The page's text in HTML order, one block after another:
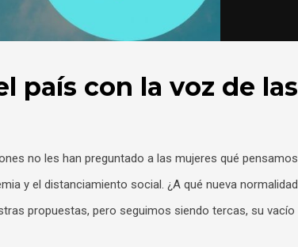
país con la voz de las
no les han preguntado a las mujeres qué pensamos
y el distanciamiento social. ¿A qué nueva normalidad
propuestas, pero seguimos siendo tercas, su vacío